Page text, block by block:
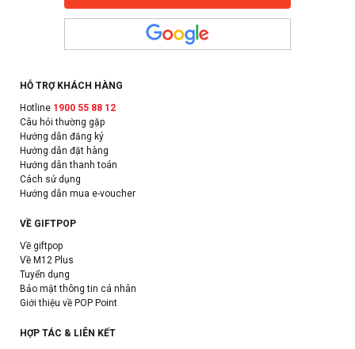
HỖ TRỢ KHÁCH HÀNG
Hotline 1900 55 88 12
Câu hỏi thường gặp
Hướng dẫn đăng ký
Hướng dẫn đặt hàng
Hướng dẫn thanh toán
Cách sử dụng
Hướng dẫn mua e-voucher
VỀ GIFTPOP
Về giftpop
Về M12 Plus
Tuyển dụng
Bảo mật thông tin cá nhân
Giới thiệu về POP Point
HỢP TÁC & LIÊN KẾT